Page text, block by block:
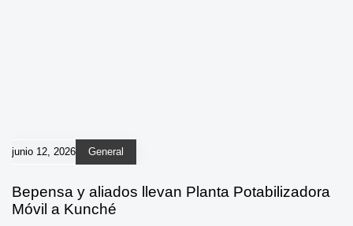
junio 12, 2026 General
Bepensa y aliados llevan Planta Potabilizadora
Móvil a Kunché